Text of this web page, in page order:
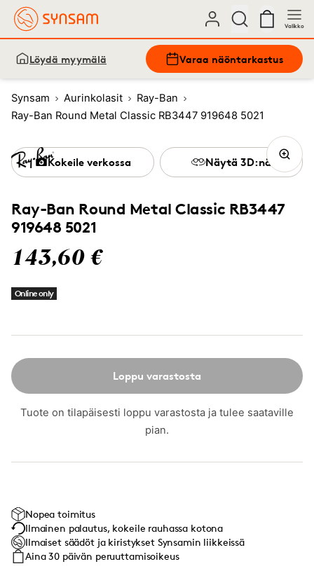
Valikko
Löydä myymälä Varaa näöntarkastus
Synsam Aurinkolasit
Ray-Ban
Ray-Ban Round Metal Classic RB3447 919648 5021
Ray-Ban Round Metal Classic RB3447
919648 5021
143,60 €
Online only
Loppu varastosta
Tuote on tilapäisesti loppu varastosta ja tulee saataville
pian.
Kokeile verkossa Näytä 3D:nä
Nopea toimitus
Ilmainen palautus, kokeile rauhassa kotona
Ilmaiset säädöt ja kiristykset Synsamin liikkeissä
Aina 30 päivän peruuttamisoikeus